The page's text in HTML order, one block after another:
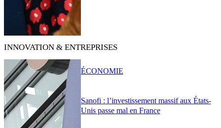
INNOVATION & ENTREPRISES
Sanofi : l’investissement massif aux États-
Unis passe mal en France
ÉCONOMIE